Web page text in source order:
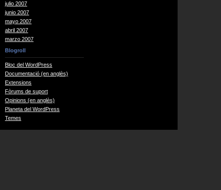
julio 2007
junio 2007
mayo 2007
abril 2007
marzo 2007
Blogroll
Bloc del WordPress
Documentació (en anglès)
Extensions
Fòrums de suport
Opinions (en anglès)
Planeta del WordPress
Temes